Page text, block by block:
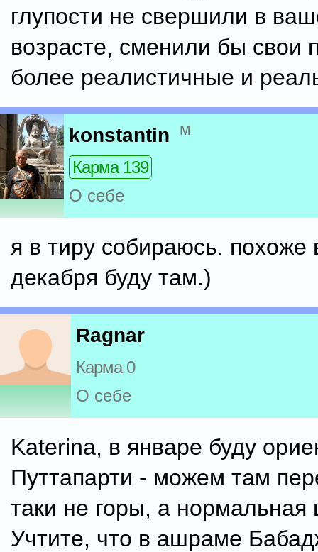
глупости не свершили в
возрасте, сменили бы свои
более реалистичные и
konstantin м
Карма 139
О себе
я в тиру собираюсь. похоже
декабря буду там.)
Ragnar
Карма 0
О себе
Katerina, в январе буду
Путтапарти - можем там
таки не горы, а нормальная
Учтите, что в ашраме